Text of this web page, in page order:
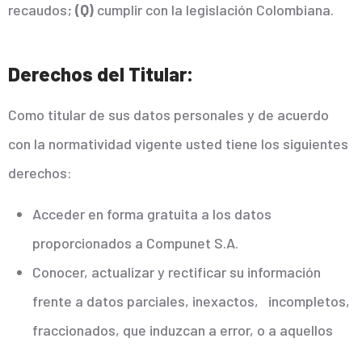
recaudos; (Q) cumplir con la legislación Colombiana.
Derechos del Titular:
Como titular de sus datos personales y de acuerdo
con la normatividad vigente usted tiene los siguientes
derechos:
Acceder en forma gratuita a los datos
proporcionados a Compunet S.A.
Conocer, actualizar y rectificar su información
frente a datos parciales, inexactos, incompletos,
fraccionados, que induzcan a error, o a aquellos